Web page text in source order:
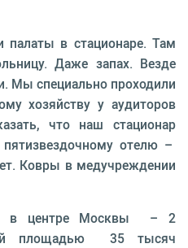
в стационаре. Там
Даже запах. Везде
Мы специально проходили
хозяйству у аудиторов
что наш стационар
пятизвездочному отелю –
Ковры в медучреждении
в центре Москвы – 2
площадью 35 тысяч